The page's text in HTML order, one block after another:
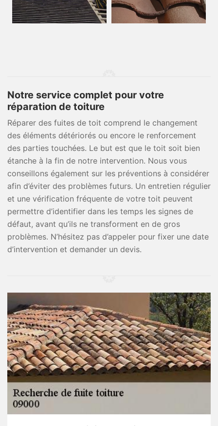
Notre service complet pour votre
réparation de toiture
Réparer des fuites de toit comprend le changement
des éléments détériorés ou encore le renforcement
des parties touchées. Le but est que le toit soit bien
étanche à la fin de notre intervention. Nous vous
conseillons également sur les préventions à considérer
afin d’éviter des problèmes futurs. Un entretien régulier
et une vérification fréquente de votre toit peuvent
permettre d’identifier dans les temps les signes de
défaut, avant qu’ils ne transforment en de gros
problèmes. N’hésitez pas d’appeler pour fixer une date
d’intervention et demander un devis.